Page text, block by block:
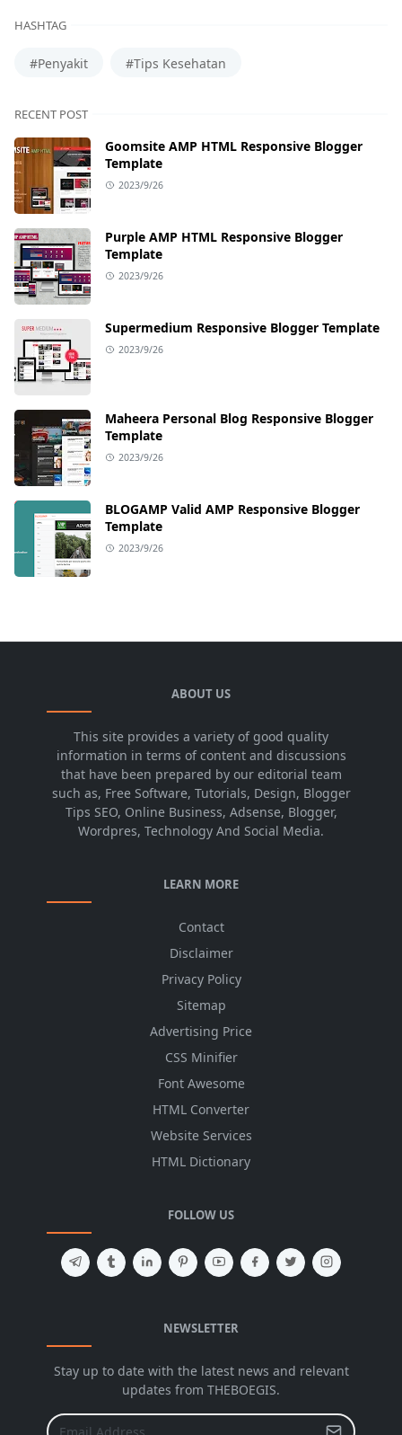
HASHTAG
#Penyakit #Tips Kesehatan
RECENT POST
Goomsite AMP HTML Responsive Blogger
Template
2023/9/26
Purple AMP HTML Responsive Blogger
Template
2023/9/26
Supermedium Responsive Blogger Template
2023/9/26
Maheera Personal Blog Responsive Blogger
Template
2023/9/26
BLOGAMP Valid AMP Responsive Blogger
Template
2023/9/26
ABOUT US
This site provides a variety of good quality
information in terms of content and discussions
that have been prepared by our editorial team
such as, Free Software, Tutorials, Design, Blogger
Tips SEO, Online Business, Adsense, Blogger,
Wordpres, Technology And Social Media.
LEARN MORE
Contact
Disclaimer
Privacy Policy
Sitemap
Advertising Price
CSS Minifier
Font Awesome
HTML Converter
Website Services
HTML Dictionary
FOLLOW US
NEWSLETTER
Stay up to date with the latest news and relevant
updates from THEBOEGIS.